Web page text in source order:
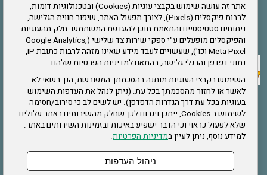
אתר זה עושה שימוש בקבצי עוגיות (Cookies) ובטכנולוגיות דומות,
לרבות פיקסלים (Pixels), לצורך תפעול האתר, שיפור חווית הגלישה,
ניתוחים סטטיסטיים והתאמת תוכן להעדפת המשתמש. חלק מהעוגיות
והפיקסלים מופעלים ע"י ספקי שירות צד שלישי (Google Analytics,
Meta Pixel וכו'), שעשויים לעבד מידע שאינו מזהה לרבות כתובת IP,
נתוני דפדפן והרגלי גלישה, בהתאם למדיניות הפרטיות שלהם.
השימוש בקבצי העוגיות מותנה בהסכמתך המפורשת, הנך רשאי לא
לאשר או לחזור מהסכמתך בכל עת. (ניתן לנהל את העדפות השימוש
בעוגיות בכל עת דרך הגדרות הדפדפן). יש לשים לב כי סירוב/חסימה
לשימוש ב Cookies, ייתכן ויגרום לכך שחלק מהשירותים באתר עלולים
שלא לפעול כראוי וכי הדבר ישפיע באיכות ובזמינות השירותים באתר.
למידע נוסף, ניתן לעיין במדיניות הפרטיות.
ניהול העדפות
אתר צה"ל
תקנון האתר
שירותים
תעסוקה
בריאות